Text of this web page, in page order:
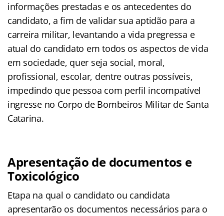
informações prestadas e os antecedentes do
candidato, a fim de validar sua aptidão para a
carreira militar, levantando a vida pregressa e
atual do candidato em todos os aspectos de vida
em sociedade, quer seja social, moral,
profissional, escolar, dentre outras possíveis,
impedindo que pessoa com perfil incompatível
ingresse no Corpo de Bombeiros Militar de Santa
Catarina.
Apresentação de documentos e
Toxicológico
Etapa na qual o candidato ou candidata
apresentarão os documentos necessários para o